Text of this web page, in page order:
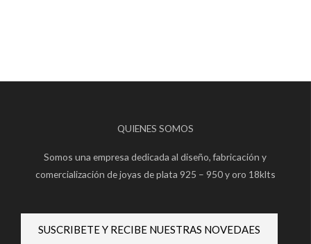
QUIENES SOMOS
Somos una empresa dedicada al diseño, fabricación y
comercialización de joyas de plata 925 – 950 y oro 18klts
SUSCRIBETE Y RECIBE NUESTRAS NOVEDAES